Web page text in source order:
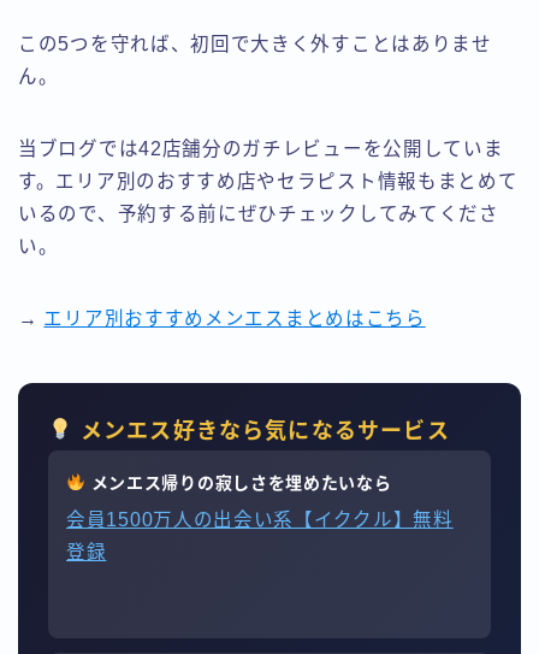
この5つを守れば、初回で大きく外すことはありませ
ん。
当ブログでは42店舗分のガチレビューを公開していま
す。エリア別のおすすめ店やセラピスト情報もまとめて
いるので、予約する前にぜひチェックしてみてくださ
い。
→ エリア別おすすめメンエスまとめはこちら
メンエス好きなら気になるサービス
メンエス帰りの寂しさを埋めたいなら
会員1500万人の出会い系【イククル】無料
登録